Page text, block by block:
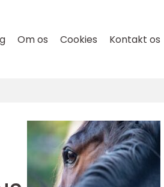
Om os Cookies Kontakt os